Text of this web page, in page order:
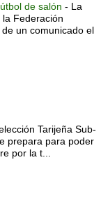
de salón - La
Federación
un comunicado el
Tarijeña Sub-
prepara para poder
por la t...